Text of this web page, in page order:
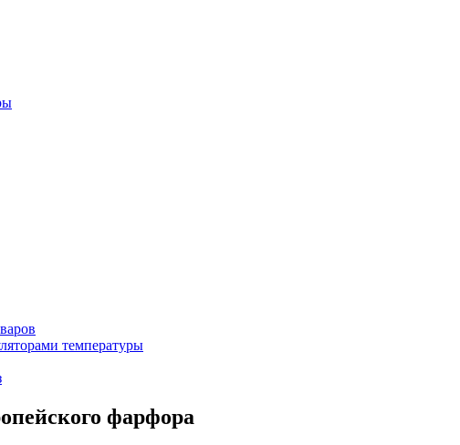
температуры
фарфора